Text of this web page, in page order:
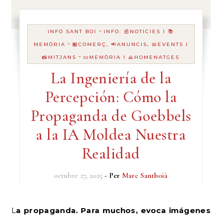
INFO SANT BOI - INFO: 📰NOTICIES I 📚
MEMÒRIA - 🏪COMERÇ, 📢ANUNCIS, 📅EVENTS I
📸MITJANS -📜MEMÒRIA I 🙏HOMENATGES
La Ingeniería de la
Percepción: Cómo la
Propaganda de Goebbels
a la IA Moldea Nuestra
Realidad
octubre 27, 2025 - Per Marc Santboià
La propaganda. Para muchos, evoca imágenes